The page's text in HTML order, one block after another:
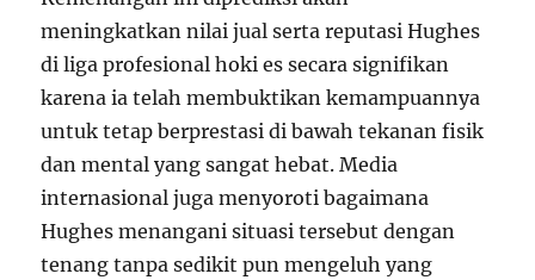
meningkatkan nilai jual serta reputasi Hughes
di liga profesional hoki es secara signifikan
karena ia telah membuktikan kemampuannya
untuk tetap berprestasi di bawah tekanan fisik
dan mental yang sangat hebat. Media
internasional juga menyoroti bagaimana
Hughes menangani situasi tersebut dengan
tenang tanpa sedikit pun mengeluh yang